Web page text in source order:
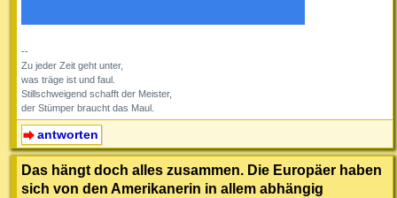
--
Zu jeder Zeit geht unter,
was träge ist und faul.
Stillschweigend schafft der Meister,
der Stümper braucht das Maul.
antworten
Das hängt doch alles zusammen. Die Europäer haben
sich von den Amerikanerin in allem abhängig